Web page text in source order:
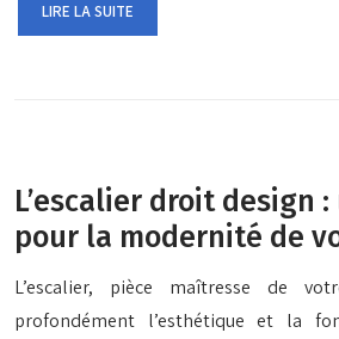
LIRE LA SUITE
L’escalier droit design
pour la modernité de
L’escalier, pièce maîtresse de
profondément l’esthétique et la